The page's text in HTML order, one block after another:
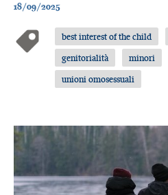
18/09/2025
best interest of the child
genitorialità
minori
unioni omosessuali